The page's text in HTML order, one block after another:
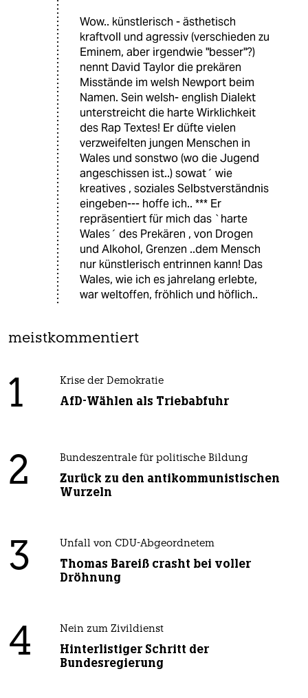
Wow.. künstlerisch - ästhetisch
kraftvoll und agressiv (verschieden zu
Eminem, aber irgendwie "besser"?)
nennt David Taylor die prekären
Misstände im welsh Newport beim
Namen. Sein welsh- english Dialekt
unterstreicht die harte Wirklichkeit
des Rap Textes! Er düfte vielen
verzweifelten jungen Menschen in
Wales und sonstwo (wo die Jugend
angeschissen ist..) sowat´ wie
kreatives , soziales Selbstverständnis
eingeben--- hoffe ich.. *** Er
repräsentiert für mich das `harte
Wales´ des Prekären , von Drogen
und Alkohol, Grenzen ..dem Mensch
nur künstlerisch entrinnen kann! Das
Wales, wie ich es jahrelang erlebte,
war weltoffen, fröhlich und höflich..
meistkommentiert
1 Krise der Demokratie
AfD-Wählen als Triebabfuhr
2 Bundeszentrale für politische Bildung
Zurück zu den antikommunistischen
Wurzeln
3 Unfall von CDU-Abgeordnetem
Thomas Bareiß crasht bei voller
Dröhnung
4 Nein zum Zivildienst
Hinterlistiger Schritt der
Bundesregierung